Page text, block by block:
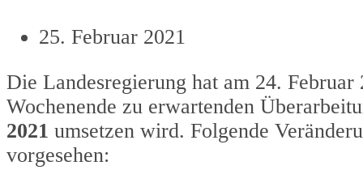
25. Februar 2021
Die Landesregierung hat am 24.
Wochenende zu erwartenden
2021 umsetzen wird. Folgende
vorgesehen: